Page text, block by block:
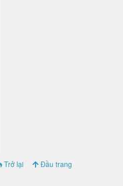
Trở lại Đầu trang